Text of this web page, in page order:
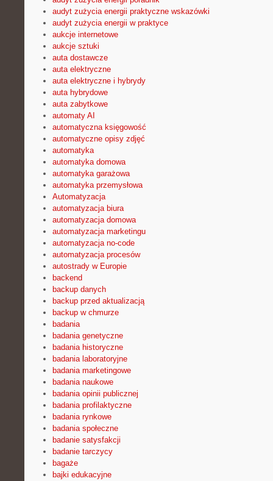
audyt zużycia energii praktyczne wskazówki
audyt zużycia energii w praktyce
aukcje internetowe
aukcje sztuki
auta dostawcze
auta elektryczne
auta elektryczne i hybrydy
auta hybrydowe
auta zabytkowe
automaty AI
automatyczna księgowość
automatyczne opisy zdjęć
automatyka
automatyka domowa
automatyka garażowa
automatyka przemysłowa
Automatyzacja
automatyzacja biura
automatyzacja domowa
automatyzacja marketingu
automatyzacja no-code
automatyzacja procesów
autostrady w Europie
backend
backup danych
backup przed aktualizacją
backup w chmurze
badania
badania genetyczne
badania historyczne
badania laboratoryjne
badania marketingowe
badania naukowe
badania opinii publicznej
badania profilaktyczne
badania rynkowe
badania społeczne
badanie satysfakcji
badanie tarczycy
bagaże
bajki edukacyjne